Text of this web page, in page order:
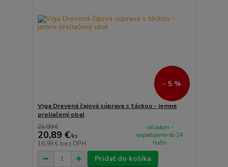
- 5 %
Viga Drevená čajová súprava s táckou - jemne
preliačený obal
21,99 €
20,89 €/ks
16,98 € bez DPH
skladom -
expedujeme do 24
hodín
Pridať do košíka